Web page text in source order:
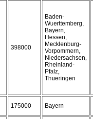
398000
Baden-
Wuerttemberg,
Bayern,
Hessen,
Mecklenburg-
Vorpommern,
Niedersachsen,
Rheinland-
Pfalz,
Thueringen
175000 Bayern